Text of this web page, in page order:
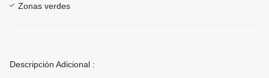
Zonas verdes
Descripción Adicional :